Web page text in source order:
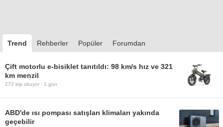
Trend Rehberler Popüler Forumdan
Çift motorlu e-bisiklet tanıtıldı: 98 km/s hız ve 321
km menzil
272 kişi okuyor · 1 gün
ABD'de ısı pompası satışları klimaları yakında
geçebilir